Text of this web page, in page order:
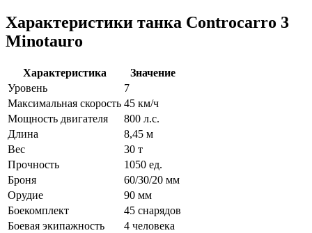
Характеристики танка Controcarro 3
Minotauro
Характеристика
Значение
Уровень
7
Максимальная скорость 45 км/ч
Мощность двигателя
800 л.с.
Длина
8,45 м
Вес
30 т
Прочность
1050 ед.
Броня
60/30/20 мм
Орудие
90 мм
Боекомплект
45 снарядов
Боевая экипажность
4 человека